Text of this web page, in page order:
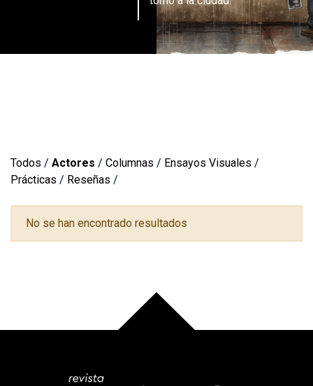
Todos / Actores / Columnas / Ensayos Visuales /
Prácticas / Reseñas /
No se han encontrado resultados